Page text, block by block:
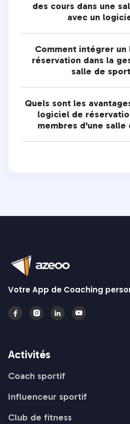
des cours dans une
avec un
Comment intégrer
réservation dans la
salle de
Quels sont les
logiciel de
membres d'une salle
Votre App de Coaching
   
Activités
Coach sportif
Influenceur sportif
Club de fitness